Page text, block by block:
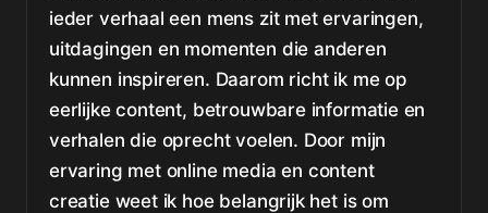
ieder verhaal een mens zit met ervaringen,
uitdagingen en momenten die anderen
kunnen inspireren. Daarom richt ik me op
eerlijke content, betrouwbare informatie en
verhalen die oprecht voelen. Door mijn
ervaring met online media en content
creatie weet ik hoe belangrijk het is om